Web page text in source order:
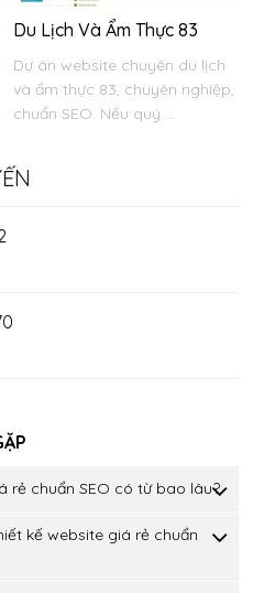
Du Lịch Và Ẩm Thực 83
Dự án website chuyên du lịch
và ẩm thực 83, chuyên nghiệp,
chuẩn SEO. Nếu quý ...
chuẩn SEO có từ bao lâu?
kế website giá rẻ chuẩn